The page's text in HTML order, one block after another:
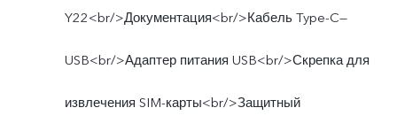
Y22<br/>Документация<br/>Кабель Type-C—
USB<br/>Адаптер питания USB<br/>Скрепка для
извлечения SIM-карты<br/>Защитный